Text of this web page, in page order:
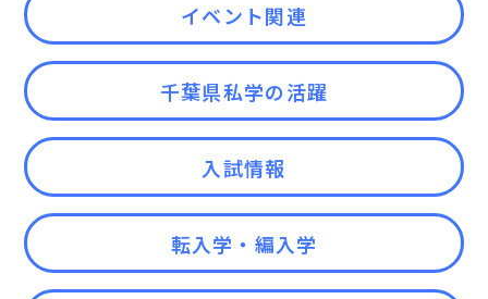
イベント関連
千葉県私学の活躍
入試情報
転入学・編入学